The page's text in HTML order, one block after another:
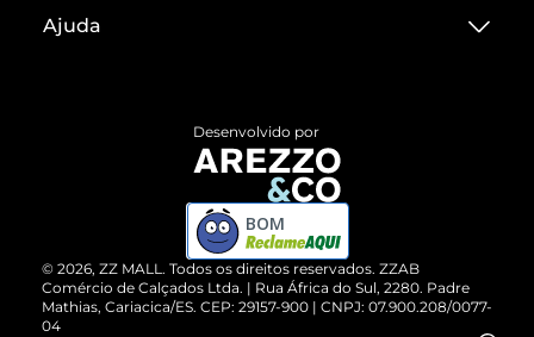
Termos de Uso
ZZ MALL é confiável
Cartão Presente
Vendas Corporativas
Ajuda
Devolução do Produto
Compre pelo WhatsApp
© 2026, ZZ MALL. Todos os direitos reservados. ZZAB
Comércio de Calçados Ltda. | Rua África do Sul, 2280. Padre
Mathias, Cariacica/ES. CEP: 29157-900 | CNPJ: 07.900.208/0077-
04
Desenvolvido por
BOM